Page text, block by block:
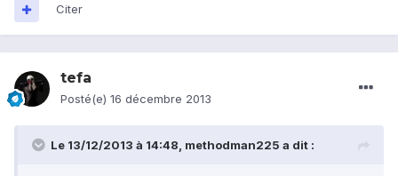
Citer
tefa
Posté(e) 16 décembre 2013
Le 13/12/2013 à 14:48, methodman225 a dit :